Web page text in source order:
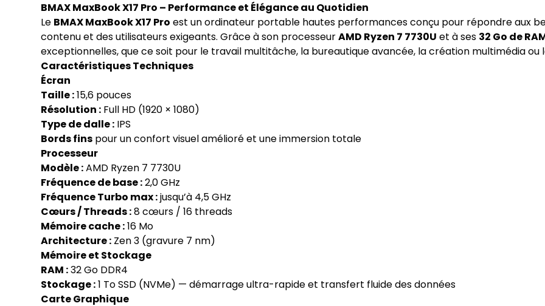
BMAX MaxBook X17 Pro – Performance et Élégance au Quotidien
Le BMAX MaxBook X17 Pro est un ordinateur portable hautes performances conçu pour répondre aux
contenu et des utilisateurs exigeants. Grâce à son processeurAMD Ryzen 7 7730U et à ses 32 Go de
exceptionnelles, que ce soit pour le travail multitâche, la bureautique avancée, la création multimédia ou
Caractéristiques Techniques
Écran
Taille :15,6 pouces
Résolution : Full HD (1920 × 1080)
Type de dalle : IPS
Bords fins pour un confort visuel amélioré et une immersion totale
Processeur
Modèle :AMD Ryzen 7 7730U
Fréquence de base :2,0 GHz
Fréquence Turbo max :jusqu’à 4,5 GHz
Cœurs / Threads :8 cœurs / 16 threads
Mémoire cache :16 Mo
Architecture : Zen 3 (gravure 7 nm)
Mémoire et Stockage
RAM :32 Go DDR4
Stockage :1 To SSD (NVMe) — démarrage ultra-rapide et transfert fluide des données
Carte Graphique